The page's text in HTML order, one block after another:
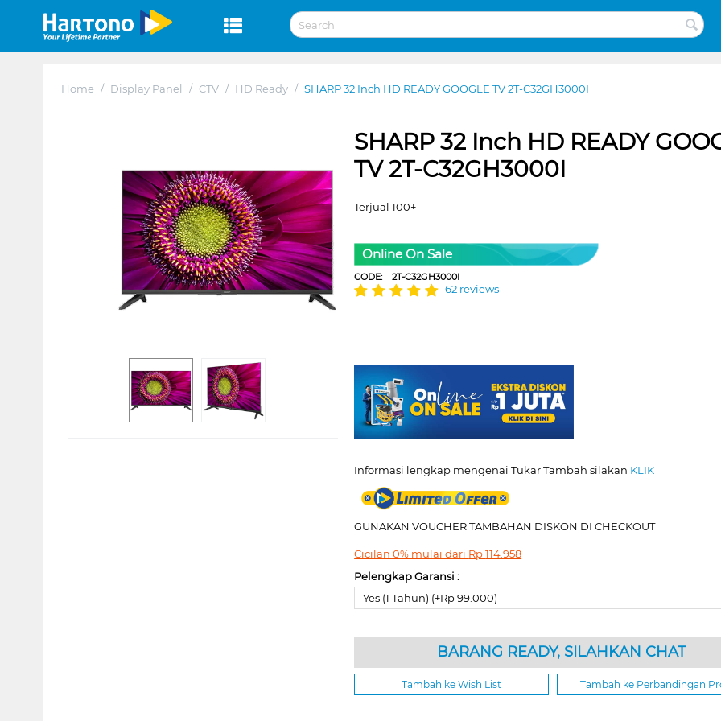
Home / Display Panel / CTV / HD Ready / SHARP 32 Inch HD READY GOOGLE TV 2T-C32GH3000I
SHARP 32 Inch HD READY
TV 2T-C32GH3000I
Terjual 100+
Online On Sale
CODE:2T-C32GH3000I
62 reviews
Informasi lengkap mengenai Tukar Tambah silakan KLIK
GUNAKAN VOUCHER TAMBAHAN DISKON DI CHECKOUT
Cicilan 0% mulai dari Rp114.958
Pelengkap Garansi :
Yes (1 Tahun) (+Rp 99.000)
BARANG READY, SILAHKAN CHAT
Tambah ke Wish List Tambah ke Perbandingan